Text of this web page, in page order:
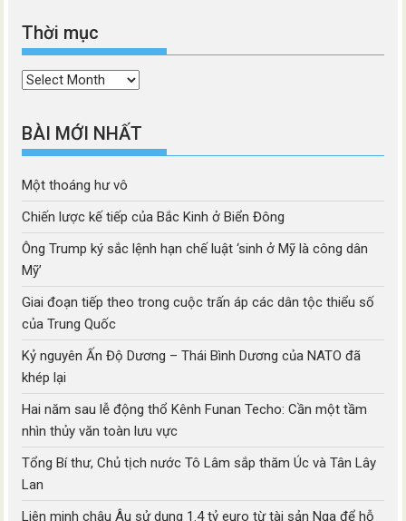
Thời mục
Thời
BÀI MỚI NHẤT
Một thoáng hư vô
Chiến lược kế tiếp của Bắc Kinh ở Biển Đông
Ông Trump ký sắc lệnh hạn chế luật ‘sinh ở Mỹ là công dân
Mỹ’
Giai đoạn tiếp theo trong cuộc trấn áp các dân tộc thiểu số
của Trung Quốc
Kỷ nguyên Ấn Độ Dương – Thái Bình Dương của NATO đã
khép lại
Hai năm sau lễ động thổ Kênh Funan Techo: Cần một tầm
nhìn thủy văn toàn lưu vực
Tổng Bí thư, Chủ tịch nước Tô Lâm sắp thăm Úc và Tân Lây
Lan
Liên minh châu Âu sử dụng 1.4 tỷ euro từ tài sản Nga để hỗ